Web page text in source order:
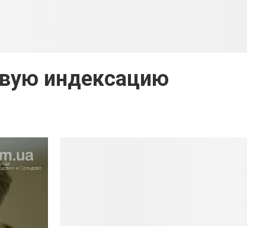
индексацию